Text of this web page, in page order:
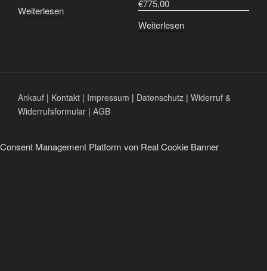
Weiterlesen
€775,00
Weiterlesen
Ankauf | Kontakt | Impressum | Datenschutz | Widerruf &
Widerrufsformular | AGB
Consent Management Platform von Real Cookie Banner